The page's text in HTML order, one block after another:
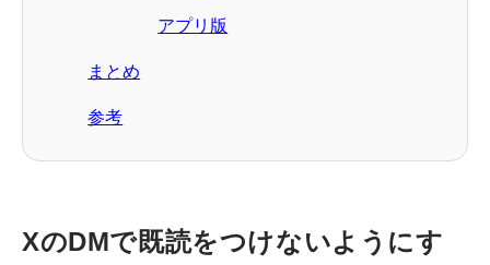
アプリ版
まとめ
参考
XのDMで既読をつけないようにす